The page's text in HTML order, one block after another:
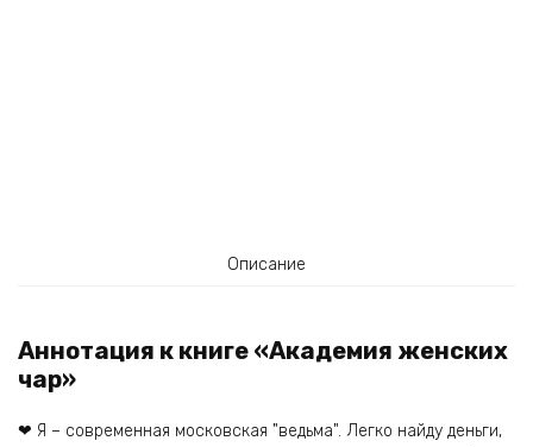
Описание
Аннотация к книге «Академия женских
чар»
❤ Я – современная московская "ведьма". Легко найду деньги,